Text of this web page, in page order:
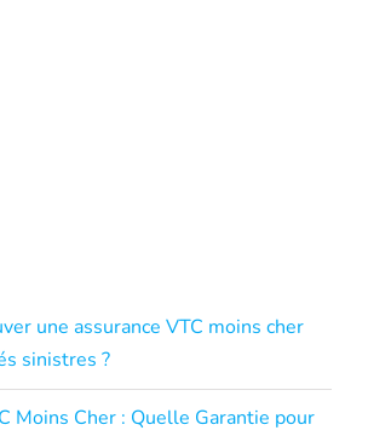
une assurance VTC moins cher
sinistres ?
Moins Cher : Quelle Garantie pour